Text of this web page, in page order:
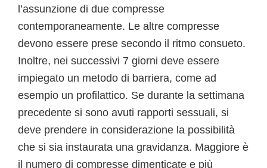
l’assunzione di due compresse
contemporaneamente. Le altre compresse
devono essere prese secondo il ritmo consueto.
Inoltre, nei successivi 7 giorni deve essere
impiegato un metodo di barriera, come ad
esempio un profilattico. Se durante la settimana
precedente si sono avuti rapporti sessuali, si
deve prendere in considerazione la possibilità
che si sia instaurata una gravidanza. Maggiore è
il numero di compresse dimenticate e più